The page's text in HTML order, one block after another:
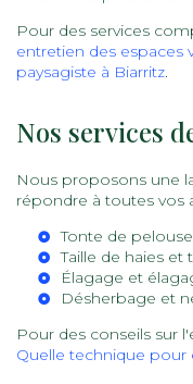
Pour des services
entretien des espaces
paysagiste à Biarritz.
Nos services
Nous proposons une
répondre à toutes vos
Tonte de pelouse
Taille de haies et
Élagage et
Désherbage et
Pour des conseils sur
Quelle technique pour